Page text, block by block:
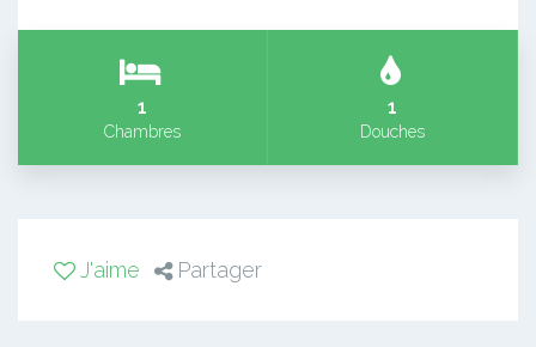
1
Chambres
1
Douches
J'aime Partager